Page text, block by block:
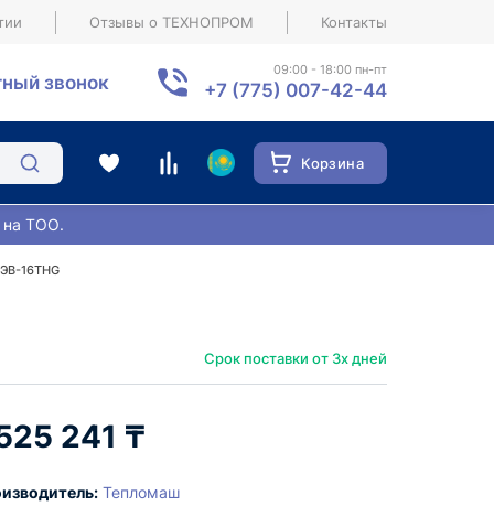
Отзывы о ТЕХНОПРОМ Контакты
звонок
09:00 - 18:00 пн-пт
+7 (775) 007-42-44
Корзина
на ТОО.
16THG
Срок поставки от 3х дней
241 ₸
Тепломаш